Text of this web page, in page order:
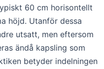
60 cm horisontellt
höjd. Utanför dessa
utsatt, men eftersom
ändå kapsling som
betyder indelningen